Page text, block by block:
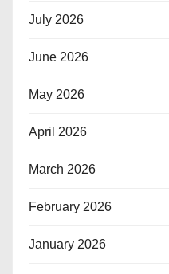
July 2026
June 2026
May 2026
April 2026
March 2026
February 2026
January 2026